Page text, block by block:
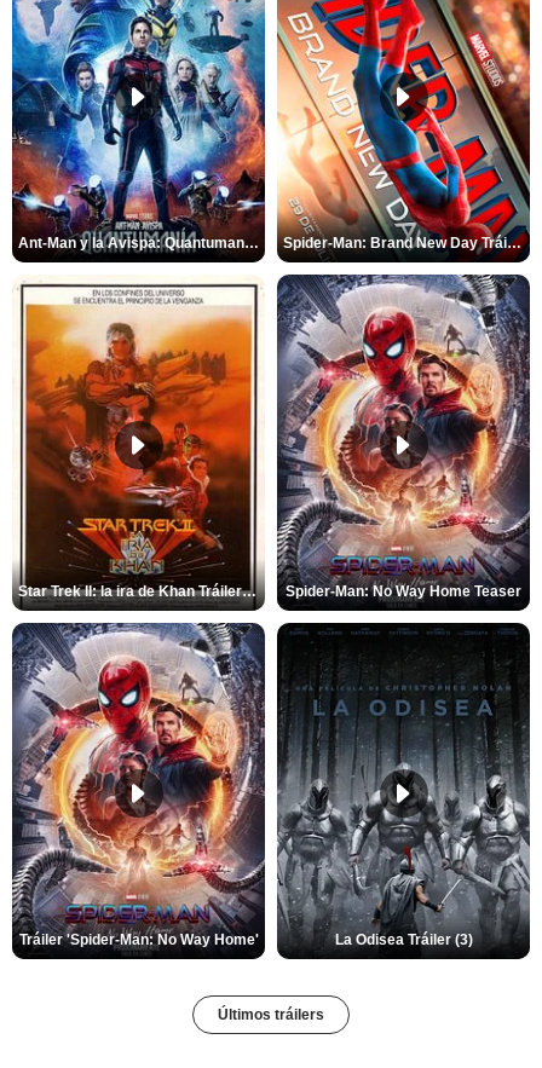
Ant-Man y la Avispa: Quantumanía Tráiler (2) Spider-Man: Brand New Day Tráiler (3)
Star Trek II: la ira de Khan Tráiler VO Spider-Man: No Way Home Teaser
Tráiler 'Spider-Man: No Way Home' La Odisea Tráiler (3)
Últimos tráilers